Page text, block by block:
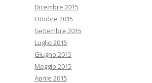
Dicembre 2015
Ottobre 2015
Settembre 2015
Luglio 2015
Giugno 2015
Maggio 2015
Aprile 2015